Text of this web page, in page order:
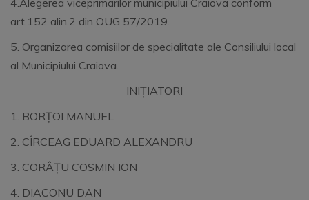
4.Alegerea viceprimarilor municipiului Craiova conform
art.152 alin.2 din OUG 57/2019.
5. Organizarea comisiilor de specialitate ale Consiliului local
al Municipiului Craiova.
INIȚIATORI
1. BORȚOI MANUEL
2. CÎRCEAG EDUARD ALEXANDRU
3. CORÂȚU COSMIN ION
4. DIACONU DAN